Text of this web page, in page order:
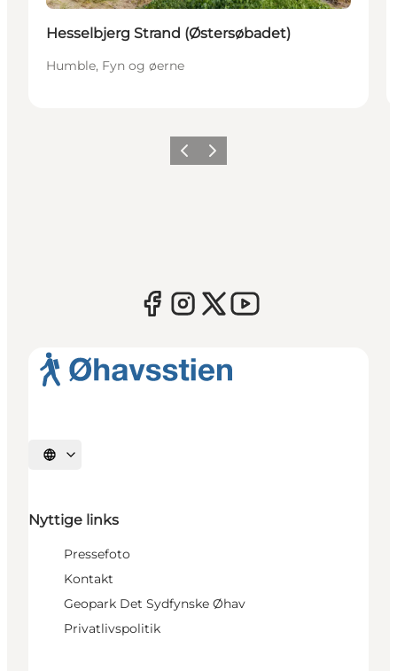
Hesselbjerg Strand (Østersøbadet)
Humble, Fyn og øerne
ForrigeNæste
Vælg sprog
Nyttige links
Pressefoto
Kontakt
Geopark Det Sydfynske Øhav
Privatlivspolitik